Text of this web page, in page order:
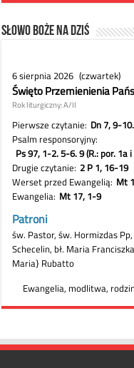
Słowo Boże na dziś